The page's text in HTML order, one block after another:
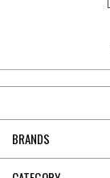
BRANDS